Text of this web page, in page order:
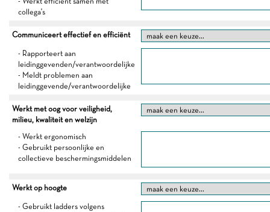
collega's
Communiceert effectief en efficiënt
- Rapporteert aan
leidinggevenden/verantwoordelijke
- Meldt problemen aan
leidinggevende/verantwoordelijke
Werkt met oog voor veiligheid,
milieu, kwaliteit en welzijn
- Werkt ergonomisch
- Gebruikt persoonlijke en
collectieve beschermingsmiddelen
Werkt op hoogte
- Gebruikt ladders volgens